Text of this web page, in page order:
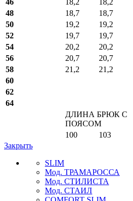
48
18,7 18,7
50
19,2 19,2
52
19,7 19,7
54
20,2 20,2
56
20,7 20,7
58
21,2 21,2
60
62
64
ДЛИНА БРЮК С
ПОЯСОМ
100
103
Закрыть
SLIM
Мод. ТРАМАРОССА
Мод. СТИЛИСТА
Мод. СТАИЛ